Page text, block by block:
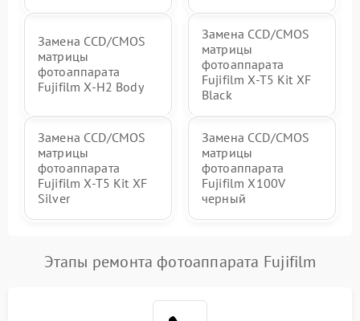
Замена CCD/CMOS
матрицы
фотоаппарата
Fujifilm X-H2 Body
Замена CCD/CMOS
матрицы
фотоаппарата
Fujifilm X-T5 Kit XF
Black
Замена CCD/CMOS
матрицы
фотоаппарата
Fujifilm X-T5 Kit XF
Silver
Замена CCD/CMOS
матрицы
фотоаппарата
Fujifilm X100V
черный
Этапы ремонта фотоаппарата Fujifilm